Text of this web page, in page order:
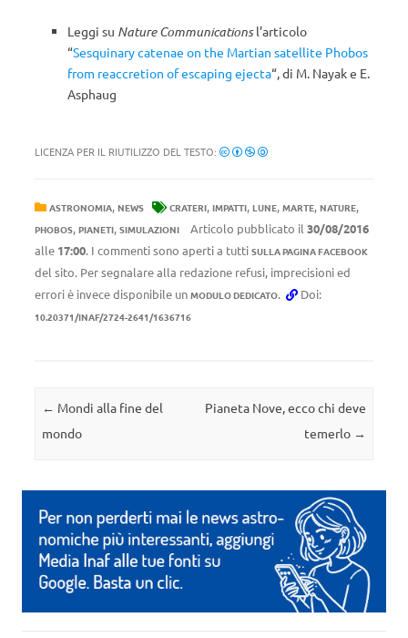
Leggi su Nature Communicationsl’articolo
“Sesquinary catenae on the Martian satellite Phobos
from reaccretion of escaping ejecta“, di M. Nayak e E.
Asphaug
LICENZA PER IL RIUTILIZZO DEL TESTO:
ASTRONOMIA, NEWS CRATERI, IMPATTI, LUNE, MARTE, NATURE,
PHOBOS, PIANETI, SIMULAZIONI Articolo pubblicato il 30/08/2016
alle 17:00. I commenti sono aperti a tutti SULLA PAGINA FACEBOOK
del sito. Per segnalare alla redazione refusi, imprecisioni ed
errori è invece disponibile un MODULO DEDICATO. Doi:
10.20371/INAF/2724-2641/1636716
Navigazione articolo
← Mondi alla fine del
mondo
Pianeta Nove, ecco chi deve
temerlo →